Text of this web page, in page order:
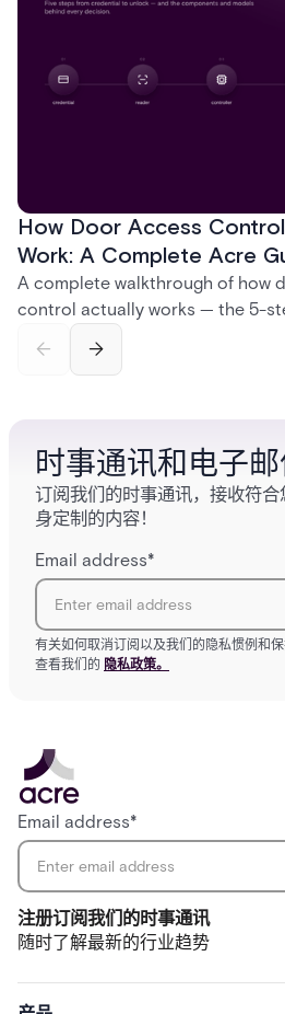
How Door Access
Work: A Complete Acre
A complete walkthrough of how
control actually works — the 5-
and software components, and
时事通讯和电子
订阅我们的时事通讯，接收符
身定制的内容！
Email address*
有关如何取消订阅以及我们的隐私惯例和
查看我们的 隐私政策。
注册订阅我们的时事通讯
随时了解最新的行业趋势
Email address*